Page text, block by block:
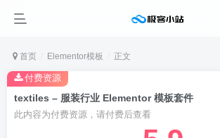
首页 Elementor模板 正文
textiles – 服装行业 Elementor 模板套件
此内容为付费资源，请付费后查看
付费资源